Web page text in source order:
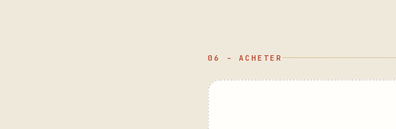
06 - ACHETER